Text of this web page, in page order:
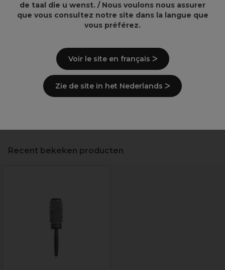
12,99€ 14,79€
Overzicht
Recent bekeken producten
de taal die u wenst. / Nous voulons nous assurer
que vous consultez notre site dans la langue que
vous préférez.
Voir le site en français ᐳ
Zie de site in het Nederlands ᐳ